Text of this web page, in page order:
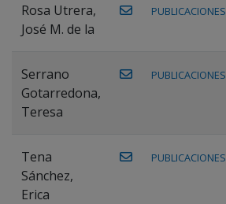
Rosa Utrera,
José M. de la
PUBLICACIONES
Serrano
Gotarredona,
Teresa
PUBLICACIONES
Tena
Sánchez,
Erica
PUBLICACIONES